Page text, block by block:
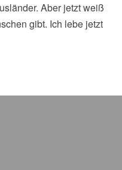
Aber jetzt weiß
gibt. Ich lebe jetzt